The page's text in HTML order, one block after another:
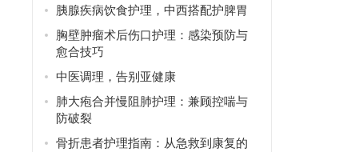
胰腺疾病饮食护理，中西搭配护脾胃
胸壁肿瘤术后伤口护理：感染预防与
愈合技巧
中医调理，告别亚健康
肺大疱合并慢阻肺护理：兼顾控喘与
防破裂
骨折患者护理指南：从急救到康复的